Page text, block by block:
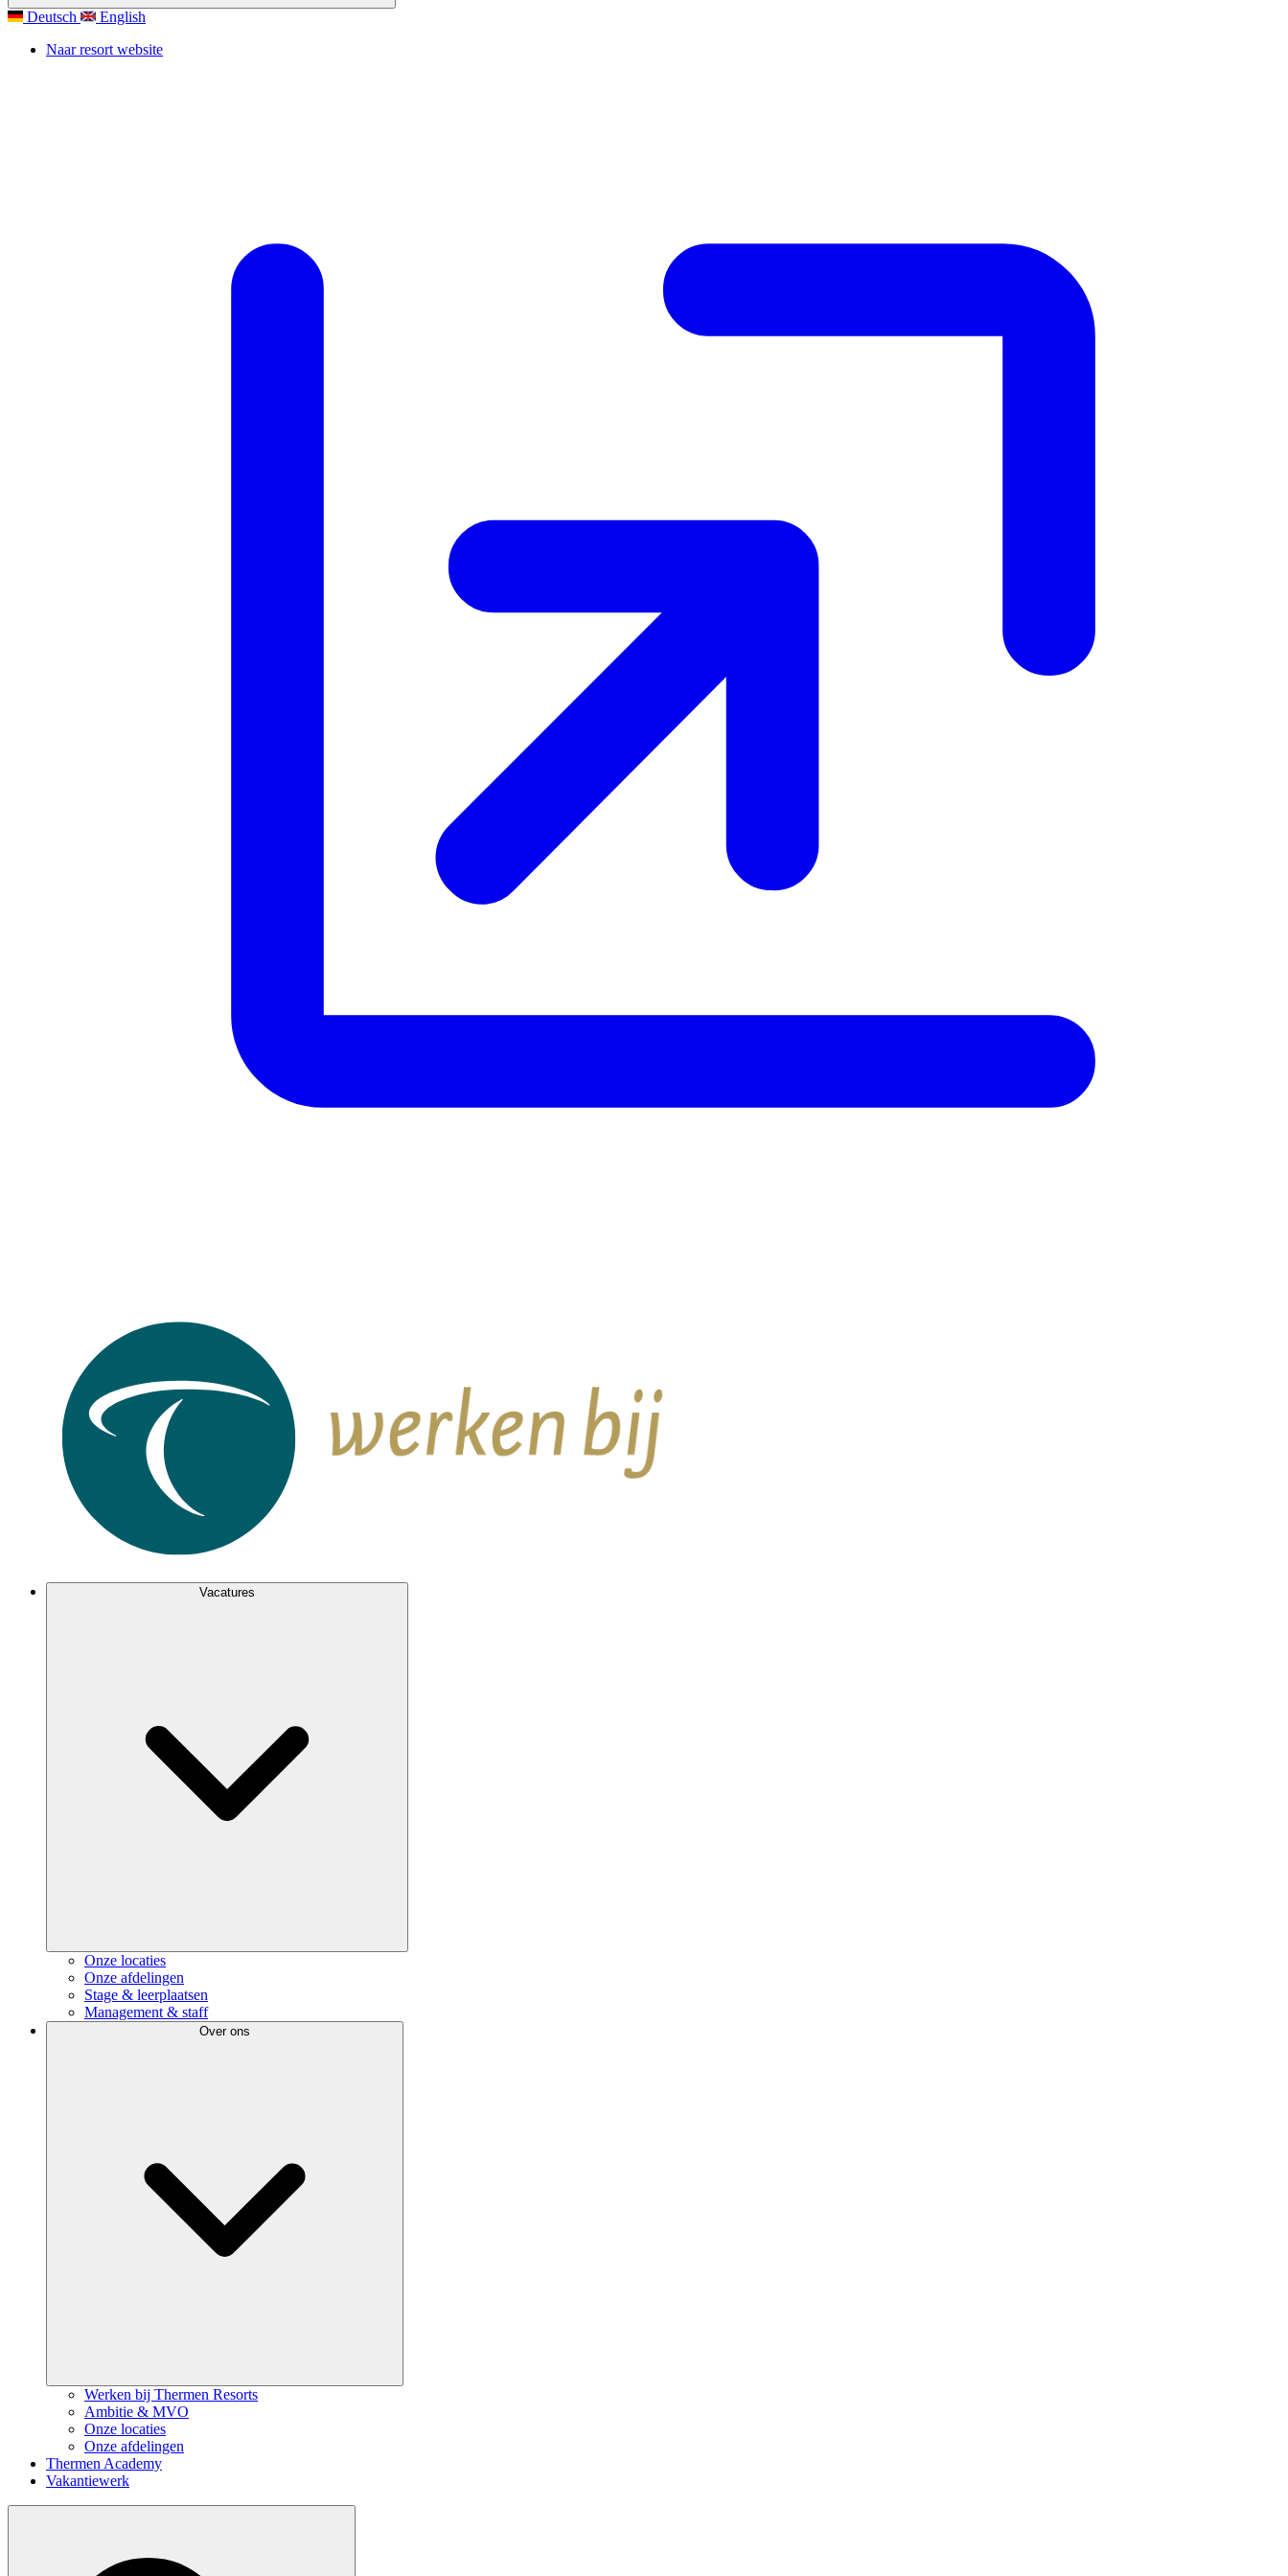
Deutsch
English
Naar resort website
Vacatures
Onze locaties
Onze afdelingen
Stage & leerplaatsen
Management & staff
Over ons
Werken bij Thermen Resorts
Ambitie & MVO
Onze locaties
Onze afdelingen
Thermen Academy
Vakantiewerk